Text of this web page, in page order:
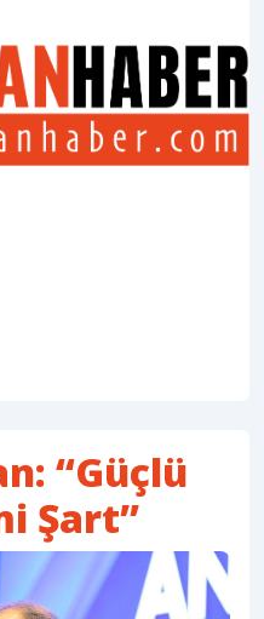
“Güçlü
Şart”